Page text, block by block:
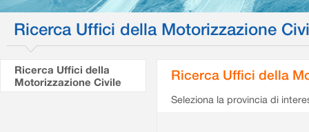
Ricerca Uffici della Motorizzazione
Ricerca Uffici della
Motorizzazione Civile
Ricerca Uffici della
Seleziona la provincia di